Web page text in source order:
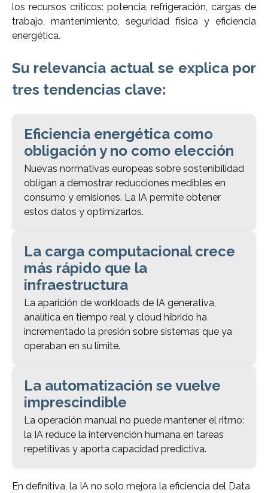
los recursos críticos: potencia, refrigeración, cargas de
trabajo, mantenimiento, seguridad física y eficiencia
energética.
Su relevancia actual se explica por
tres tendencias clave:
Eficiencia energética como
obligación y no como elección
Nuevas normativas europeas sobre sostenibilidad
obligan a demostrar reducciones medibles en
consumo y emisiones. La IA permite obtener
estos datos y optimizarlos.
La carga computacional crece
más rápido que la
infraestructura
La aparición de workloads de IA generativa,
analítica en tiempo real y cloud híbrido ha
incrementado la presión sobre sistemas que ya
operaban en su límite.
La automatización se vuelve
imprescindible
La operación manual no puede mantener el ritmo:
la IA reduce la intervención humana en tareas
repetitivas y aporta capacidad predictiva.
En definitiva, la IA no solo mejora la eficiencia del Data